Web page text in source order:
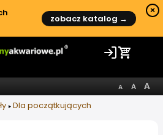
zobacz katalog →
×
Dla początkujących